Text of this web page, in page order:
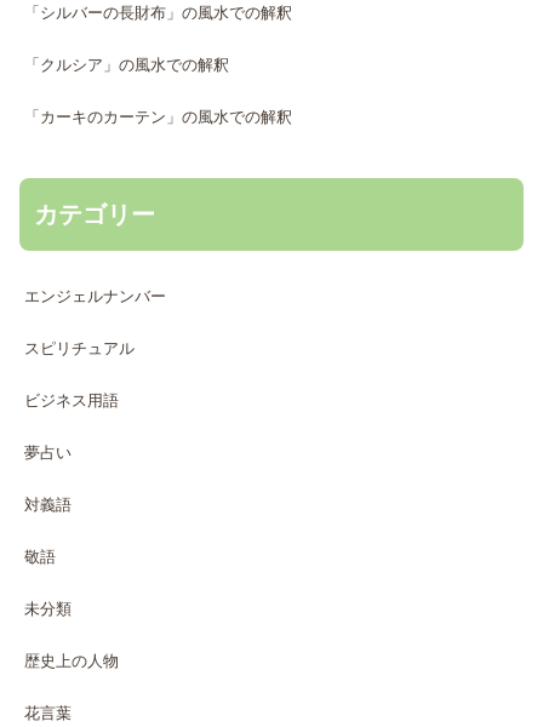
「シルバーの長財布」の風水での解釈
「クルシア」の風水での解釈
「カーキのカーテン」の風水での解釈
カテゴリー
エンジェルナンバー
スピリチュアル
ビジネス用語
夢占い
対義語
敬語
未分類
歴史上の人物
花言葉